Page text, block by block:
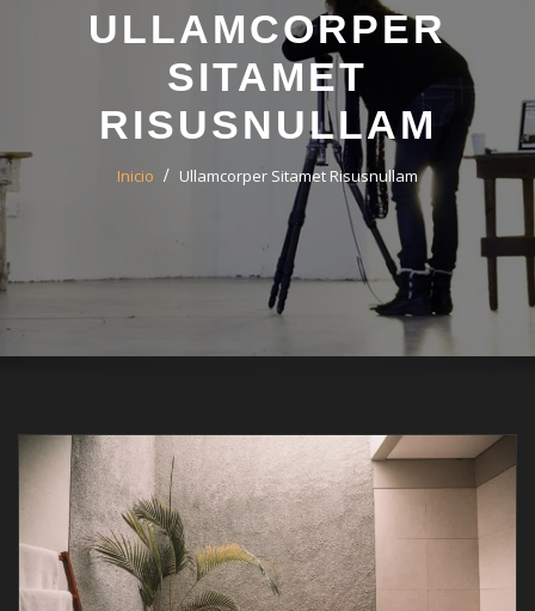
ULLAMCORPER
SITAMET
RISUSNULLAM
Inicio Ullamcorper Sitamet Risusnullam